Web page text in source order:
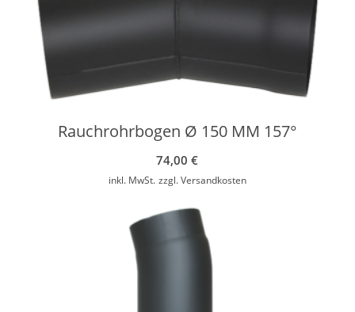
Rauchrohrbogen Ø 150 MM 157°
74,00€
inkl. MwSt. zzgl.Versandkosten